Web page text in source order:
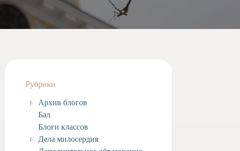
Рубрики
Архив блогов
Бал
Блоги классов
Дела милосердия